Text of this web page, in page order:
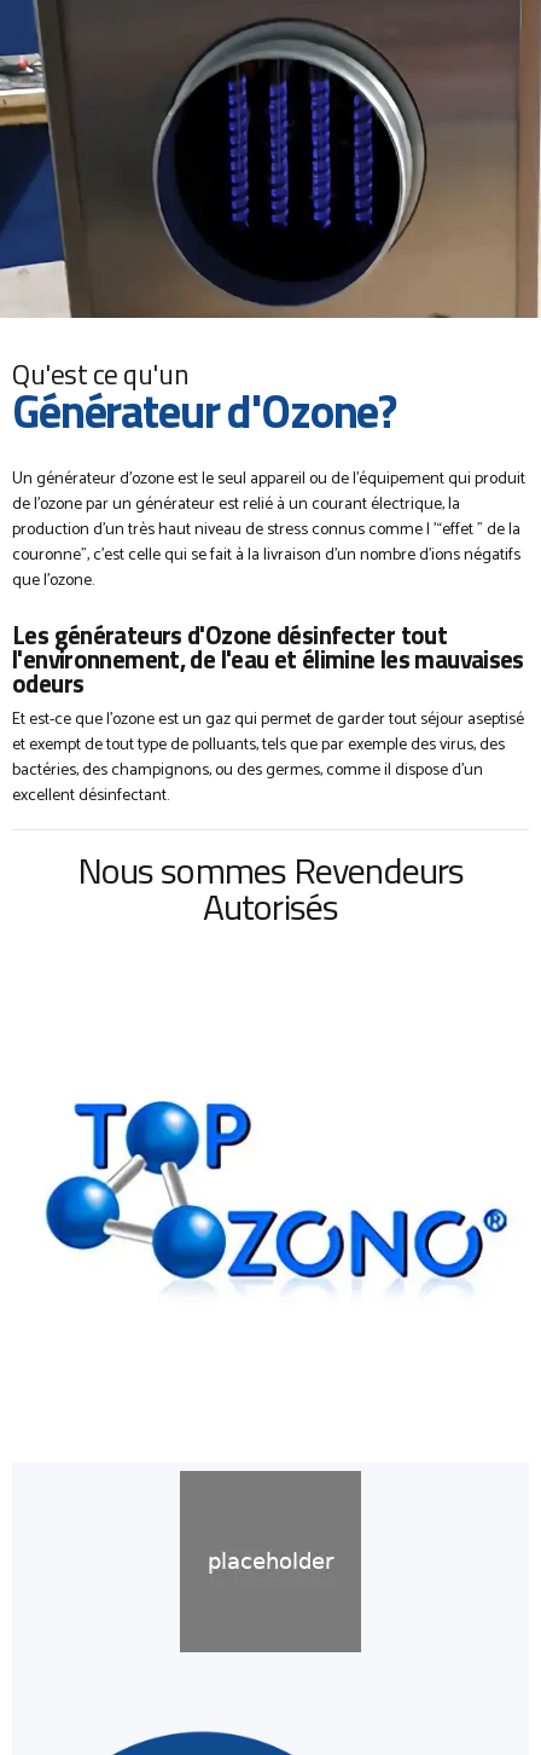
Qu'est ce qu'un
Générateur d'Ozone?
Un générateur d'ozone est le seul appareil ou de l'équipement qui produit
de l'ozone par un générateur est relié à un courant électrique, la
production d'un très haut niveau de stress connus comme l '“effet " de la
couronne”, c'est celle qui se fait à la livraison d'un nombre d'ions négatifs
que l'ozone.
Les générateurs d'Ozone désinfecter tout
l'environnement, de l'eau et élimine les mauvaises
odeurs
Et est-ce que l'ozone est un gaz qui permet de garder tout séjour aseptisé
et exempt de tout type de polluants, tels que par exemple des virus, des
bactéries, des champignons, ou des germes, comme il dispose d'un
excellent désinfectant.
Nous sommes Revendeurs
Autorisés